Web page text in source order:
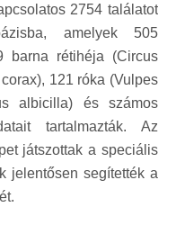
2754 találatot
amelyek 505
barna rétihéja (Circus
121 róka (Vulpes
albicilla) és számos
tartalmazták. Az
játszottak a speciális
jelentősen segítették a